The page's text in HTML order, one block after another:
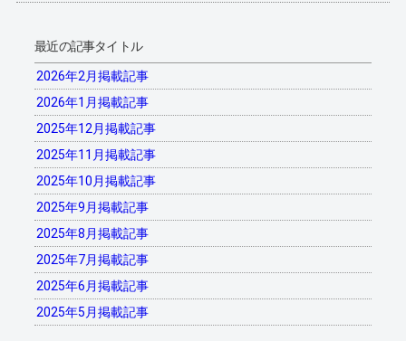
最近の記事タイトル
2026年2月掲載記事
2026年1月掲載記事
2025年12月掲載記事
2025年11月掲載記事
2025年10月掲載記事
2025年9月掲載記事
2025年8月掲載記事
2025年7月掲載記事
2025年6月掲載記事
2025年5月掲載記事